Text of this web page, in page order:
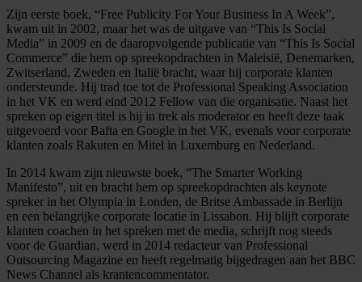
Zijn eerste boek, “Free Publicity For Your Business In A Week”,
kwam uit in 2002, maar het was de uitgave van “This Is Social
Media” in 2009 en de daaropvolgende publicatie van “This Is Social
Commerce” die hem op spreekopdrachten in Maleisië, Denemarken,
Zwitserland, Zweden en Italië bracht, waar hij corporate klanten
ondersteunde. Hij trad toe tot de Professional Speaking Association
in het VK en werd eind 2012 Fellow van die organisatie. Naast het
spreken op eigen titel is hij in trek als moderator en heeft deze taak
uitgevoerd voor Bafta en Google in het VK, evenals voor corporate
klanten zoals Rakuten en Mitel in Luxemburg en Nederland.
In 2014 kwam zijn nieuwste boek, “The Smarter Working
Manifesto”, uit en bracht hem op spreekopdrachten als keynote
spreker in het Olympia in Londen, de Britse Ambassade in Berlijn
en een belangrijke corporate locatie in Lissabon. Hij blijft corporate
klanten coachen in het spreken met de media, schrijft nog steeds
voor de Guardian, werd in 2014 redacteur van Professional
Outsourcing Magazine en heeft regelmatig bijgedragen aan het BBC
News Channel als krantencommentator.